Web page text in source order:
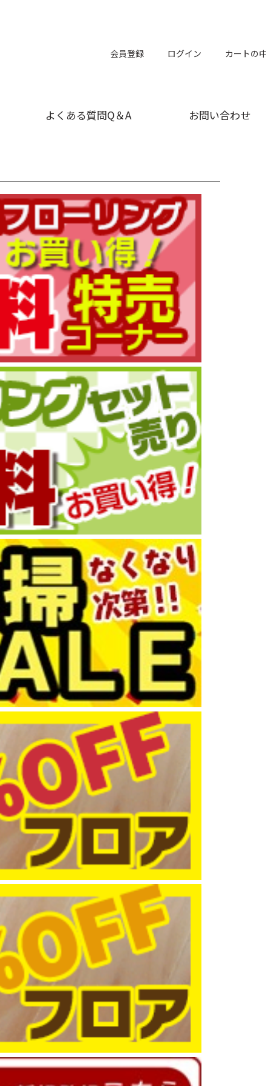
会員登録 ログイン カートの中
よくある質問Q＆A お問い合わせ